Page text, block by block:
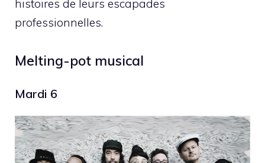
histoires de leurs escapades
professionnelles.
Melting-pot musical
Mardi 6